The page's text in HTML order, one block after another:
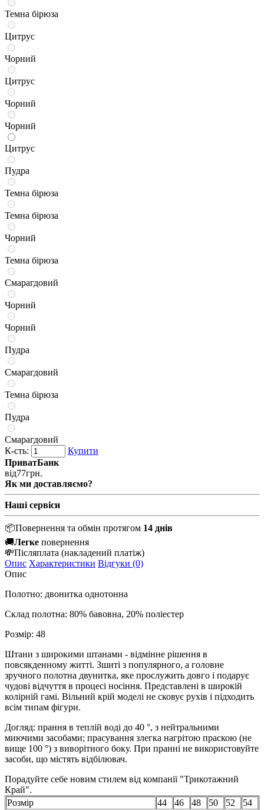
Темна бірюза
Цитрус
Чорний
Цитрус
Чорний
Чорний
Цитрус
Пудра
Темна бірюза
Темна бірюза
Чорний
Темна бірюза
Смарагдовий
Чорний
Чорний
Пудра
Смарагдовий
Темна бірюза
Пудра
Смарагдовий
К-сть:
Купити
ПриватБанк
від77грн.
Як ми доставляємо?
Наші сервіси
📦Повернення та обмін протягом 14 днів
🚚Легке повернення
💸Післяплата (накладений платіж)
Опис Характеристики Відгуки (0)
Опис
Полотно: двонитка однотонна
Склад полотна: 80% бавовна, 20% поліестер
Розмір: 48
Штани з широкими штанами - відмінне рішення в
повсякденному житті. Зшиті з популярного, а головне
зручного полотна двунитка, яке прослужить довго і подарує
чудові відчуття в процесі носіння. Представлені в широкій
колірній гамі. Вільний крій моделі не сковує рухів і підходить
всім типам фігури.
Догляд: прання в теплій воді до 40 °, з нейтральними
миючими засобами; прасування злегка нагрітою праскою (не
вище 100 °) з виворітного боку. При пранні не використовуйте
засоби, що містять відбілювач.
Порадуйте себе новим стилем від компанії "Трикотажний
Край".
Розмір
44 46 48 50 52
54